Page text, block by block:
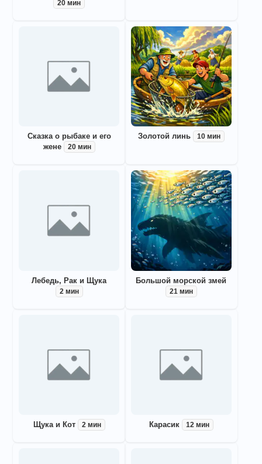
20 мин
Сказка о рыбаке и его
жене
20 мин
Золотой линь 10 мин
Лебедь, Рак и Щука
2 мин
Большой морской змей
21 мин
Щука и Кот 2 мин Карасик 12 мин